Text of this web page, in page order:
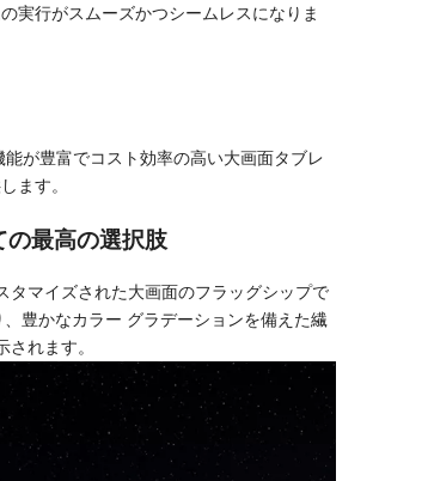
実行がスムーズかつシームレスになりま
が豊富でコスト効率の高い大画面タブレ
ます。
の最高の選択肢
タマイズされた大画面のフラッグシップで
豊かなカラー グラデーションを備えた繊
れます。